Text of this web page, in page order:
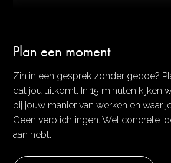
Plan een moment
Zin in een gesprek zonder gedoe?
dat jou uitkomt. In 15 minuten kijken
bij jouw manier van werken en waar
Geen verplichtingen. Wel concrete
aan hebt.